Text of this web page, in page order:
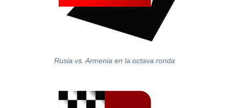
Rusia vs. Armenia en la octava ronda